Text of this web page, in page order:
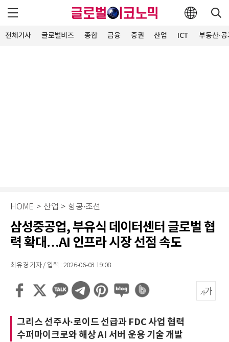
전체기사 글로벌비즈 종합 금융 증권 산업 ICT 부동산·
HOME > 산업 > 항공·조선
삼성중공업, 부유식 데이터센터 글로벌 협
력 확대…AI 인프라 시장 선점 속도
최유경 기자 / 입력 : 2026-06-03 19:08
그리스 선주사·로이드 선급과 FDC 사업 협력
수퍼마이크로와 해상 AI 서버 운용 기술 개발